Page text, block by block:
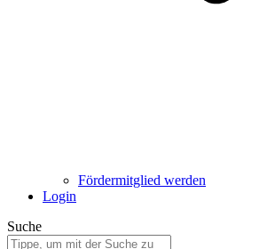
Fördermitglied werden
Login
Suche